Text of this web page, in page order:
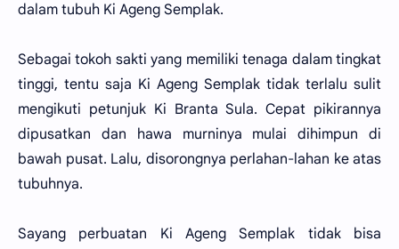
dalam tubuh Ki Ageng Semplak.
Sebagai tokoh sakti yang memiliki tenaga dalam tingkat
tinggi, tentu saja Ki Ageng Semplak tidak terlalu sulit
mengikuti petunjuk Ki Branta Sula. Cepat pikirannya
dipusatkan dan hawa murninya mulai dihimpun di
bawah pusat. Lalu, disorongnya perlahan-lahan ke atas
tubuhnya.
Sayang perbuatan Ki Ageng Semplak tidak bisa